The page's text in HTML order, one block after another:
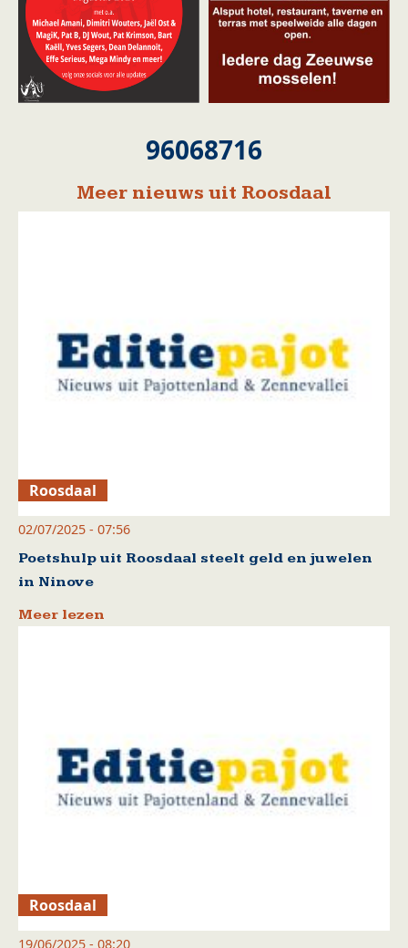
96068716
Meer nieuws uit Roosdaal
Roosdaal
02/07/2025 - 07:56
Poetshulp uit Roosdaal steelt geld en juwelen
in Ninove
Meer lezen
Roosdaal
19/06/2025 - 08:20